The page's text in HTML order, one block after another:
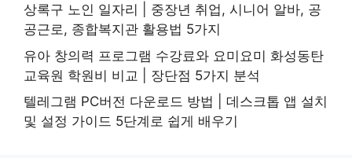
상록구 노인 일자리 | 중장년 취업, 시니어 알바, 공
공근로, 종합복지관 활용법 5가지
유아 창의력 프로그램 수강료와 요미요미 화성동탄
교육원 학원비 비교 | 장단점 5가지 분석
텔레그램 PC버전 다운로드 방법 | 데스크톱 앱 설치
및 설정 가이드 5단계로 쉽게 배우기